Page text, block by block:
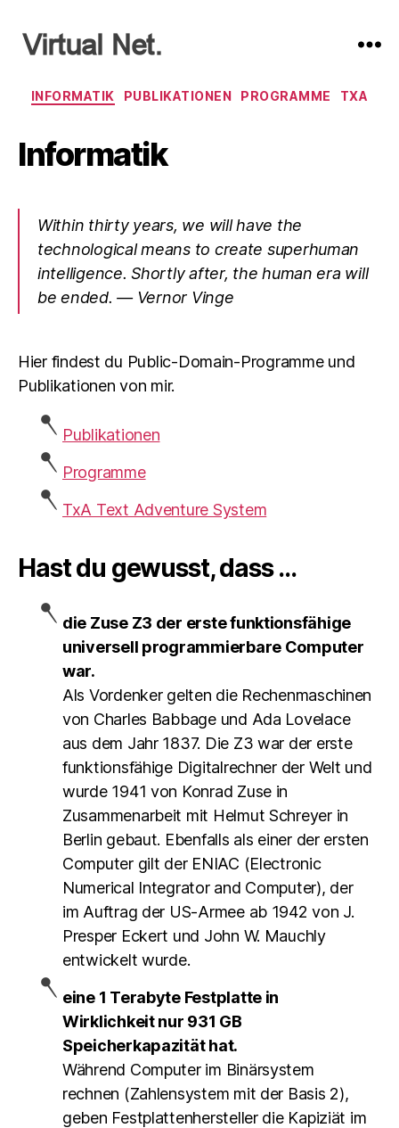
Net
INFORMATIK PUBLIKATIONEN PROGRAMME TXA
Informatik
Within thirty years, we will have the
technological means to create superhuman
intelligence. Shortly after, the human era will
be ended. — Vernor Vinge
Hier findest du Public-Domain-Programme und
Publikationen von mir.
Publikationen
Programme
TxA Text Adventure System
Hast du gewusst, dass ...
die Zuse Z3 der erste funktionsfähige
universell programmierbare Computer
war.
Als Vordenker gelten die Rechenmaschinen
von Charles Babbage und Ada Lovelace
aus dem Jahr 1837. Die Z3 war der erste
funktionsfähige Digitalrechner der Welt und
wurde 1941 von Konrad Zuse in
Zusammenarbeit mit Helmut Schreyer in
Berlin gebaut. Ebenfalls als einer der ersten
Computer gilt der ENIAC (Electronic
Numerical Integrator and Computer), der
im Auftrag der US-Armee ab 1942 von J.
Presper Eckert und John W. Mauchly
entwickelt wurde.
eine 1 Terabyte Festplatte in
Wirklichkeit nur 931 GB
Speicherkapazität hat.
Während Computer im Binärsystem
rechnen (Zahlensystem mit der Basis 2),
geben Festplattenhersteller die Kapiziät im